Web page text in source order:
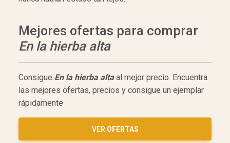
Mejores ofertas para comprar
En la hierba alta
Consigue En la hierba altaal mejor precio. Encuentra
las mejores ofertas, precios y consigue un ejemplar
rápidamente
VER OFERTAS